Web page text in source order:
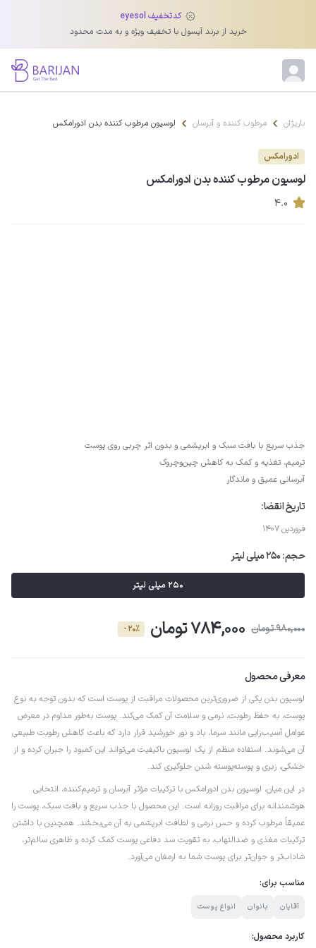
کدتخفیف eyesol
خرید از برند آیسول با تخفیف ویژه و به مدت محدود
باریژان مرطوب کننده و آبرسان لوسیون مرطوب کننده بدن ادورامکس
ادورامکس
لوسیون مرطوب کننده بدن ادورامکس
۴.۰
جذب سریع با بافت سبک و ابریشمی و بدون اثر چربی روی پوست
ترمیم، تغذیه و کمک به کاهش چین‌وچروک
آبرسانی عمیق و ماندگار
تاریخ انقضا:
فروردین 1407
حجم:250 میلی لیتر
250 میلی لیتر
980,000 تومان 784,000 تومان - 20٪
معرفی محصول
لوسیون بدن یکی از ضروری‌ترین محصولات مراقبت از پوست است که بدون توجه به نوع
پوست، به حفظ رطوبت، نرمی و سلامت آن کمک می‌کند. پوست به‌طور مداوم در معرض
عوامل آسیب‌زایی مانند سرما، باد و نور خورشید قرار دارد که باعث کاهش رطوبت طبیعی
آن می‌شوند. استفاده منظم از یک لوسیون باکیفیت می‌تواند این کمبود را جبران کرده و از
خشکی، زبری و پوسته‌پوسته شدن جلوگیری کند.
در این میان، لوسیون بدن ادورامکس با ترکیبات مؤثر آبرسان و ترمیم‌کننده، انتخابی
هوشمندانه برای مراقبت روزانه است. این محصول با جذب سریع و بافت سبک، پوست را
عمیقاً مرطوب کرده و حس نرمی و لطافت ابریشمی به آن می‌بخشد. همچنین با داشتن
ترکیبات مغذی و ضدالتهاب، به تقویت سد دفاعی پوست کمک کرده و ظاهری سالم‌تر،
شاداب‌تر و جوان‌تر برای پوست شما به ارمغان می‌آورد.
مناسب برای:
آقایان بانوان انواع پوست
کاربرد محصول: